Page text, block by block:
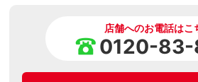
店舗へのお電話はこ
0120-83-